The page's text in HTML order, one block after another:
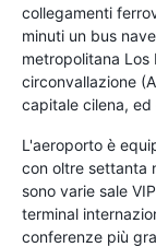
collegamenti
minuti un bus
metropolitana Los
circonvallazione
capitale cilena,
L'aeroporto è
con oltre settanta
sono varie sale
terminal
conferenze più